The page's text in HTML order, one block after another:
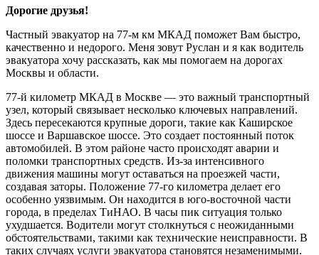
Дорогие друзья!
Частный эвакуатор на 77-м км МКАД поможет Вам быстро,
качественно и недорого. Меня зовут Руслан и я как водитель
эвакуатора хочу рассказать, как мы помогаем на дорогах
Москвы и области.
77-й километр МКАД в Москве — это важный транспортный
узел, который связывает несколько ключевых направлений.
Здесь пересекаются крупные дороги, такие как Каширское
шоссе и Варшавское шоссе. Это создает постоянный поток
автомобилей. В этом районе часто происходят аварии и
поломки транспортных средств. Из-за интенсивного
движения машины могут оставаться на проезжей части,
создавая заторы. Положение 77-го километра делает его
особенно уязвимым. Он находится в юго-восточной части
города, в пределах ТиНАО. В часы пик ситуация только
ухудшается. Водители могут столкнуться с неожиданными
обстоятельствами, такими как технические неисправности. В
таких случаях услуги эвакуатора становятся незаменимыми.